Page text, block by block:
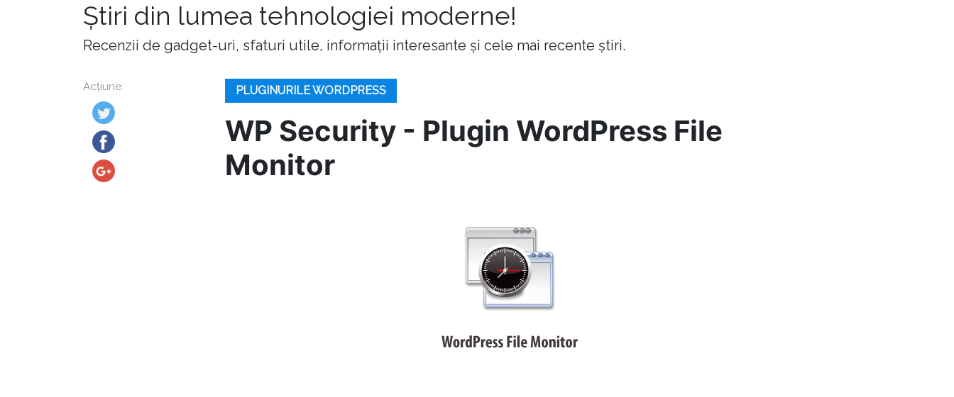
Știri din lumea tehnologiei moderne!
Recenzii de gadget-uri, sfaturi utile, informații interesante și cele mai recente știri.
Acțiune: PLUGINURILE WORDPRESS
WP Security - Plugin WordPress File
Monitor